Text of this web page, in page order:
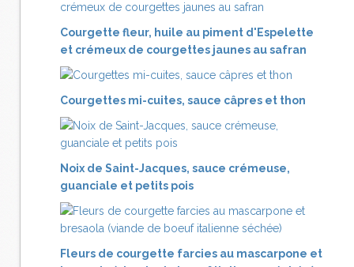
Courgette fleur, huile au piment d'Espelette
et crémeux de courgettes jaunes au safran
Courgettes mi-cuites, sauce câpres et thon
Noix de Saint-Jacques, sauce crémeuse,
guanciale et petits pois
Fleurs de courgette farcies au mascarpone et